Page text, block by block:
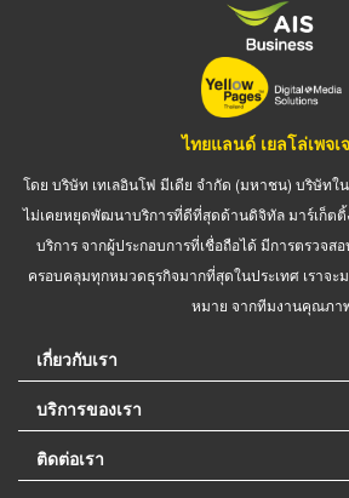
ไทยแลนด์ เยลโล่เพจเ
โดย บริษัท เทเลอินโฟ มีเดีย จำกัด (มหาชน) บริษัทใน
ไม่เคยหยุดพัฒนาบริการที่ดีที่สุดด้านดิจิทัล มาร์เก็ตติ้
บริการ จากผู้ประกอบการที่เชื่อถือได้ มีการตรวจส
ครอบคลุมทุกหมวดธุรกิจมากที่สุดในประเทศ เราจ
หมาย จากทีมงานคุณภา
เกี่ยวกับเรา
บริการของเรา
ติดต่อเรา